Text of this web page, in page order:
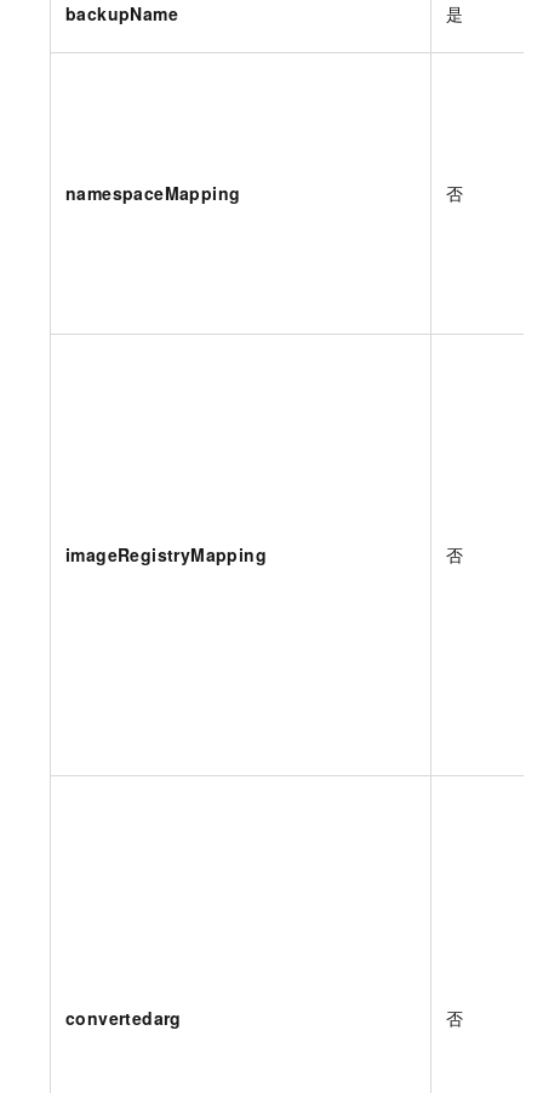
backupName 是
namespaceMapping 否
imageRegistryMapping 否
convertedarg 否